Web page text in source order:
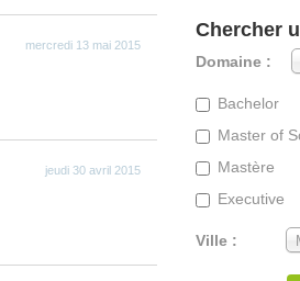
mercredi 13 mai 2015
jeudi 30 avril 2015
Chercher
Domaine :
Bachelor
Master of
Mastère
Executive
Ville :